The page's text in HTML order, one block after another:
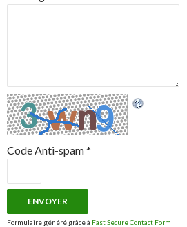
Code Anti-spam*
Formulaire généré grâce à Fast Secure Contact Form